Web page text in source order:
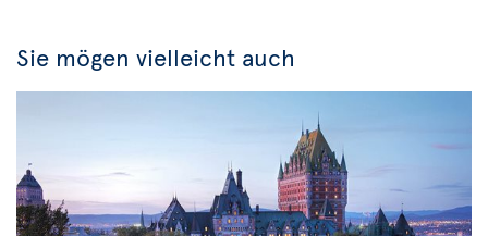
Sie mögen vielleicht auch